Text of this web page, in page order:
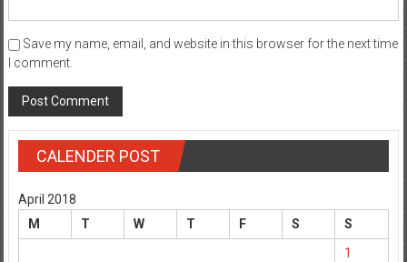
Save my name, email, and website in this browser for the next time
I comment.
CALENDER POST
April 2018
M
T W T F S
S
1